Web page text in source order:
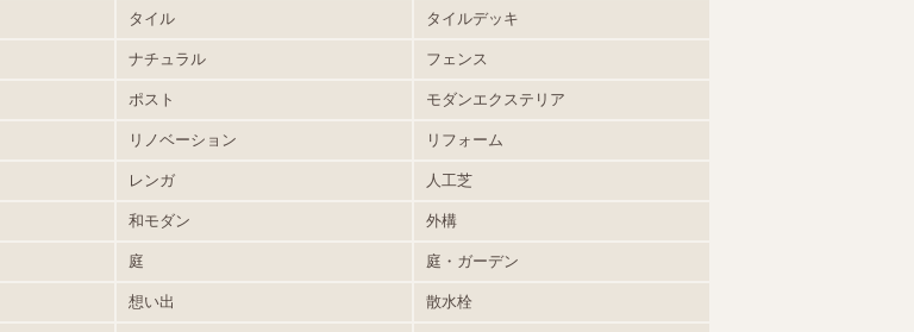
タイル タイルデッキ
ナチュラル フェンス
ポスト モダンエクステリア
リノベーション リフォーム
レンガ 人工芝
和モダン 外構
庭 庭・ガーデン
想い出 散水栓